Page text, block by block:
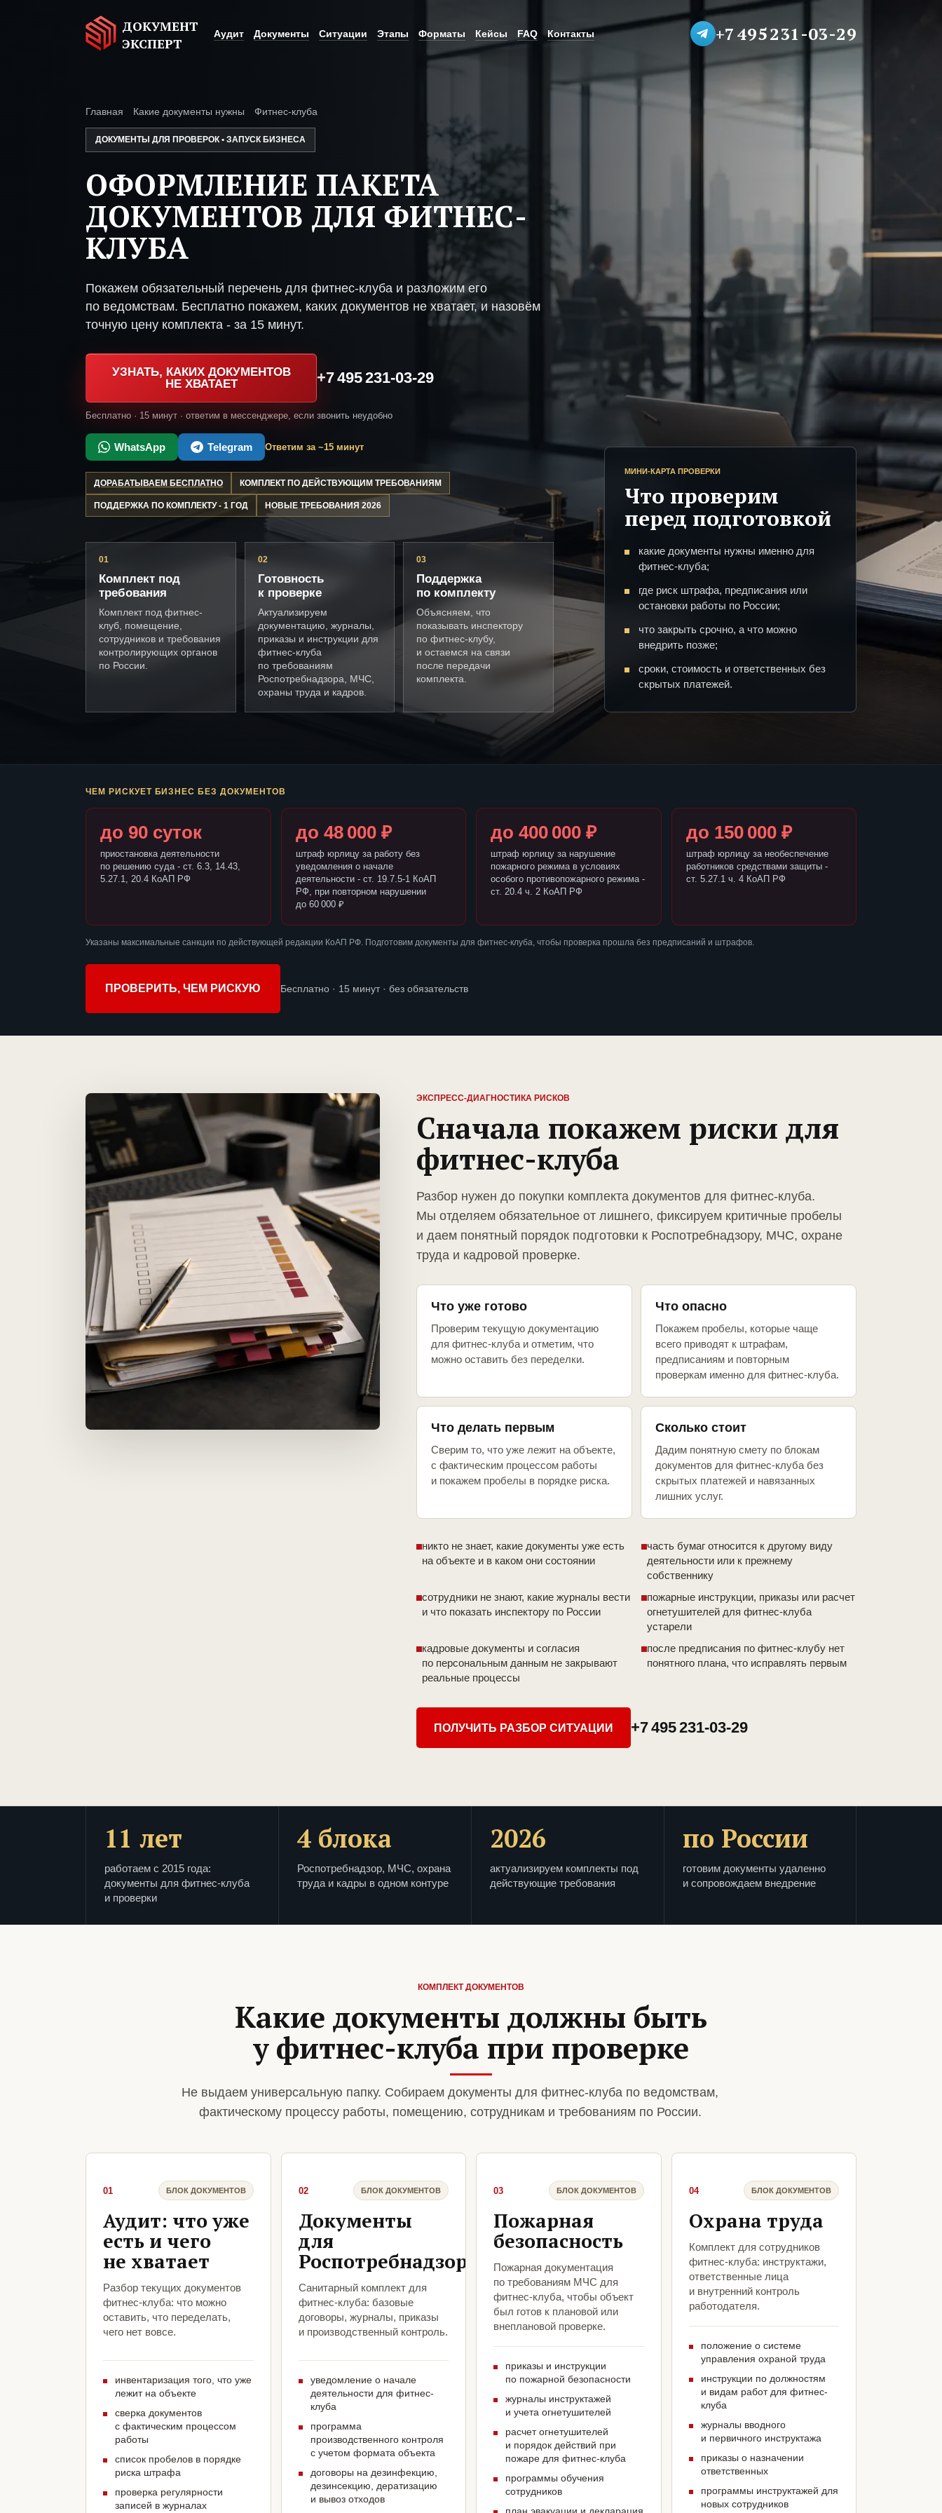
ДОКУМЕНТ
ЭКСПЕРТ
Аудит Документы Ситуации Этапы Форматы Кейсы FAQ Контакты +7 495 231-03-29
Главная Какие документы нужны Фитнес-клуба
ДОКУМЕНТЫ ДЛЯ ПРОВЕРОК • ЗАПУСК БИЗНЕСА
ОФОРМЛЕНИЕ ПАКЕТА
ДОКУМЕНТОВ ДЛЯ ФИТНЕС-
КЛУБА
Покажем обязательный перечень для фитнес-клуба и разложим его
по ведомствам. Бесплатно покажем, каких документов не хватает, и назовём
точную цену комплекта - за 15 минут.
УЗНАТЬ, КАКИХ ДОКУМЕНТОВ
НЕ ХВАТАЕТ
+7 495 231-03-29
Бесплатно · 15 минут · ответим в мессенджере, если звонить неудобно
WhatsApp Telegram Ответим за ~15 минут
ДОРАБАТЫВАЕМ БЕСПЛАТНО КОМПЛЕКТ ПО ДЕЙСТВУЮЩИМ ТРЕБОВАНИЯМ
ПОДДЕРЖКА ПО КОМПЛЕКТУ - 1 ГОД НОВЫЕ ТРЕБОВАНИЯ 2026
01
Комплект под
требования
Комплект под фитнес-
клуб, помещение,
сотрудников и требования
контролирующих органов
по России.
02
Готовность
к проверке
Актуализируем
документацию, журналы,
приказы и инструкции для
фитнес-клуба
по требованиям
Роспотребнадзора, МЧС,
охраны труда и кадров.
03
Поддержка
по комплекту
Объясняем, что
показывать инспектору
по фитнес-клубу,
и остаемся на связи
после передачи
комплекта.
МИНИ-КАРТА ПРОВЕРКИ
Что проверим
перед подготовкой
какие документы нужны именно для
фитнес-клуба;
где риск штрафа, предписания или
остановки работы по России;
что закрыть срочно, а что можно
внедрить позже;
сроки, стоимость и ответственных без
скрытых платежей.
ЧЕМ РИСКУЕТ БИЗНЕС БЕЗ ДОКУМЕНТОВ
до 90 суток
приостановка деятельности
по решению суда - ст. 6.3, 14.43,
5.27.1, 20.4 КоАП РФ
до 48 000 ₽
штраф юрлицу за работу без
уведомления о начале
деятельности - ст. 19.7.5-1 КоАП
РФ, при повторном нарушении
до 60 000 ₽
до 400 000 ₽
штраф юрлицу за нарушение
пожарного режима в условиях
особого противопожарного режима -
ст. 20.4 ч. 2 КоАП РФ
до 150 000 ₽
штраф юрлицу за необеспечение
работников средствами защиты -
ст. 5.27.1 ч. 4 КоАП РФ
Указаны максимальные санкции по действующей редакции КоАП РФ. Подготовим документы для фитнес-клуба, чтобы проверка прошла без предписаний и штрафов.
ПРОВЕРИТЬ, ЧЕМ РИСКУЮ Бесплатно · 15 минут · без обязательств
ЭКСПРЕСС-ДИАГНОСТИКА РИСКОВ
Сначала покажем риски для
фитнес-клуба
Разбор нужен до покупки комплекта документов для фитнес-клуба.
Мы отделяем обязательное от лишнего, фиксируем критичные пробелы
и даем понятный порядок подготовки к Роспотребнадзору, МЧС, охране
труда и кадровой проверке.
Что уже готово
Проверим текущую документацию
для фитнес-клуба и отметим, что
можно оставить без переделки.
Что опасно
Покажем пробелы, которые чаще
всего приводят к штрафам,
предписаниям и повторным
проверкам именно для фитнес-клуба.
Что делать первым
Сверим то, что уже лежит на объекте,
с фактическим процессом работы
и покажем пробелы в порядке риска.
Сколько стоит
Дадим понятную смету по блокам
документов для фитнес-клуба без
скрытых платежей и навязанных
лишних услуг.
никто не знает, какие документы уже есть
на объекте и в каком они состоянии
часть бумаг относится к другому виду
деятельности или к прежнему
собственнику
сотрудники не знают, какие журналы вести
и что показать инспектору по России
пожарные инструкции, приказы или расчет
огнетушителей для фитнес-клуба
устарели
кадровые документы и согласия
по персональным данным не закрывают
реальные процессы
после предписания по фитнес-клубу нет
понятного плана, что исправлять первым
ПОЛУЧИТЬ РАЗБОР СИТУАЦИИ +7 495 231-03-29
11 лет
работаем с 2015 года:
документы для фитнес-клуба
и проверки
4 блока
Роспотребнадзор, МЧС, охрана
труда и кадры в одном контуре
2026
актуализируем комплекты под
действующие требования
по России
готовим документы удаленно
и сопровождаем внедрение
КОМПЛЕКТ ДОКУМЕНТОВ
Какие документы должны быть
у фитнес-клуба при проверке
Не выдаем универсальную папку. Собираем документы для фитнес-клуба по ведомствам,
фактическому процессу работы, помещению, сотрудникам и требованиям по России.
01 БЛОК ДОКУМЕНТОВ
Аудит: что уже
есть и чего
не хватает
Разбор текущих документов
фитнес-клуба: что можно
оставить, что переделать,
чего нет вовсе.
инвентаризация того, что уже
лежит на объекте
сверка документов
с фактическим процессом
работы
список пробелов в порядке
риска штрафа
проверка регулярности
записей в журналах
02 БЛОК ДОКУМЕНТОВ
Документы
для
Роспотребнадзора
Санитарный комплект для
фитнес-клуба: базовые
договоры, журналы, приказы
и производственный контроль.
уведомление о начале
деятельности для фитнес-
клуба
программа
производственного контроля
с учетом формата объекта
договоры на дезинфекцию,
дезинсекцию, дератизацию
и вывоз отходов
03 БЛОК ДОКУМЕНТОВ
Пожарная
безопасность
Пожарная документация
по требованиям МЧС для
фитнес-клуба, чтобы объект
был готов к плановой или
внеплановой проверке.
приказы и инструкции
по пожарной безопасности
журналы инструктажей
и учета огнетушителей
расчет огнетушителей
и порядок действий при
пожаре для фитнес-клуба
программы обучения
сотрудников
04 БЛОК ДОКУМЕНТОВ
Охрана труда
Комплект для сотрудников
фитнес-клуба: инструктажи,
ответственные лица
и внутренний контроль
работодателя.
положение о системе
управления охраной труда
инструкции по должностям
и видам работ для фитнес-
клуба
журналы вводного
и первичного инструктажа
приказы о назначении
ответственных
программы инструктажей для
новых сотрудников